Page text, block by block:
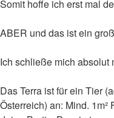
Somit hoffe ich erst mal
ABER und das ist ein
Ich schließe mich absolut
Das Terra ist für ein Tier
Österreich) an: Mind.